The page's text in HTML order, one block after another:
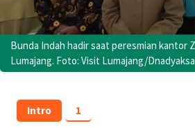
Bunda Indah hadir saat peresmian kantor
Lumajang. Foto: Visit Lumajang/Dnadyaksa
Intro 1